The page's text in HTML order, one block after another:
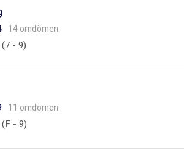
14 omdömen
- 9)
11 omdömen
- 9)